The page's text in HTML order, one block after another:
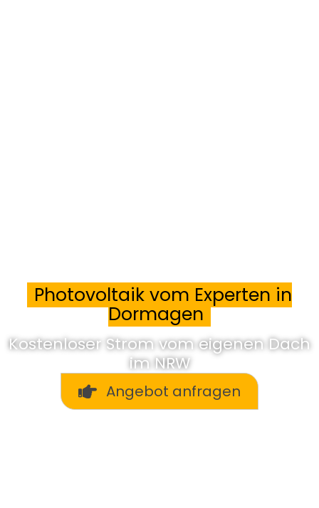
Photovoltaik vom Experten in
Dormagen
Kostenloser Strom vom eigenen Dach
im NRW
Angebot anfragen